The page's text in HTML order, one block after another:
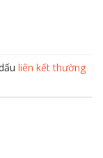
liên kết thường